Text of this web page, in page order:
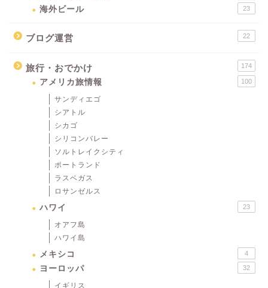
海外ビール 23
ブログ運営 22
旅行・おでかけ 174
アメリカ旅情報 100
サンディエゴ
シアトル
シカゴ
シリコンバレー
ソルトレイクシティ
ポートランド
ラスベガス
ロサンゼルス
ハワイ 23
オアフ島
ハワイ島
メキシコ 4
ヨーロッパ 32
イギリス